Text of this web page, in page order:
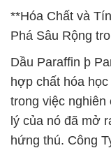
**Hóa Chất và
Phá Sâu Rộng
Dầu Paraffin þ
hợp chất hóa
trong việc
lý của nó đã mở
hứng thú. Công